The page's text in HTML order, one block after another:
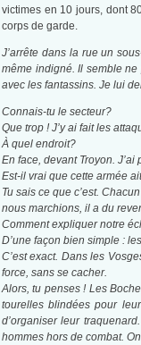
victimes en 10 jours, dont
corps de garde.
J’arrête dans la rue un
même indigné. Il semble
avec les fantassins. Je lui
Connais-tu le secteur?
Que trop ! J’y ai fait les
À quel endroit?
En face, devant Troyon.
Est-il vrai que cette armée
Tu sais ce que c’est.
nous marchions, il a du
Comment expliquer notre
D’une façon bien simple :
C’est exact. Dans les
force, sans se cacher.
Alors, tu penses ! Les
tourelles blindées pour
d’organiser leur
hommes hors de combat.